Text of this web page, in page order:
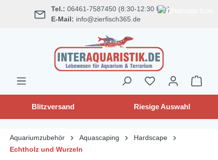
springen Tel.: 06461-7587450 (8:30-12:30 Uhr)
E-Mail: info@zierfisch365.de
Blitzversand Riesige Auswahl
Aquariumzubehör Aquascaping
Hardscape
Echtholz und Wurzeln